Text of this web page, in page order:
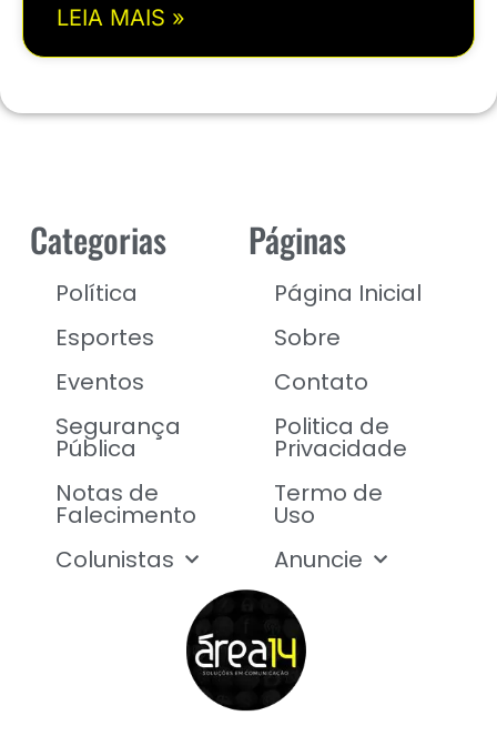
LEIA MAIS »
Categorias
Política
Esportes
Eventos
Segurança
Pública
Notas de
Falecimento
Colunistas
Páginas
Página Inicial
Sobre
Contato
Politica de
Privacidade
Termo de
Uso
Anuncie